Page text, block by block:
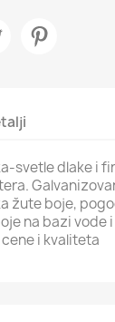
svetle dlake i
žute boje,
na bazi vode
i kvaliteta